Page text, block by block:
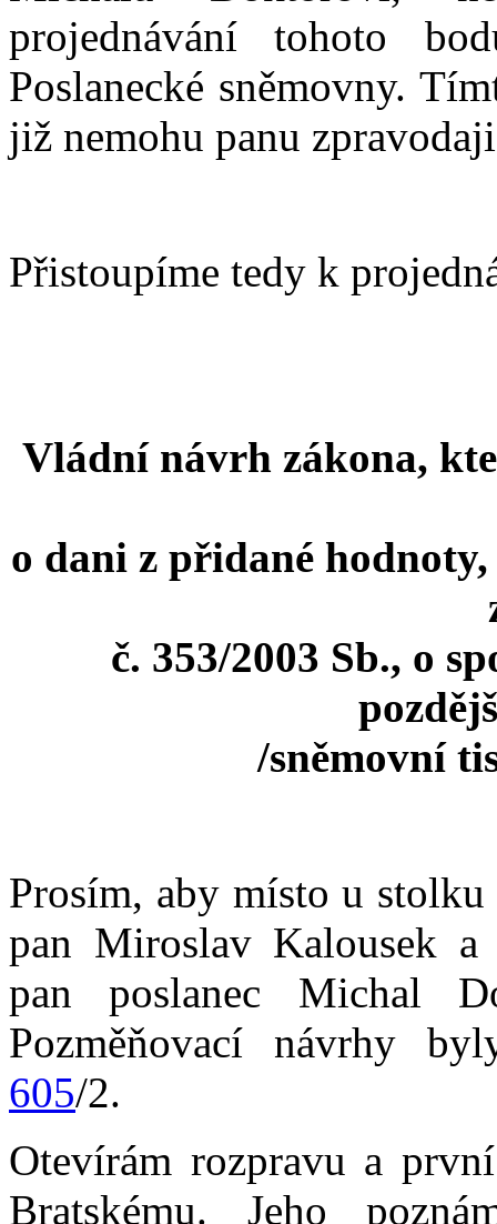
projednávání tohoto
Poslanecké sněmovny.
již nemohu panu
Přistoupíme tedy k
Vládní návrh zákona,
o dani z přidané
č. 353/2003 Sb., o
/sněmovní
Prosím, aby místo u
pan Miroslav Kalousek a
pan poslanec Michal
Pozměňovací návrhy
605/2.
Otevírám rozpravu a
Bratskému. Jeho